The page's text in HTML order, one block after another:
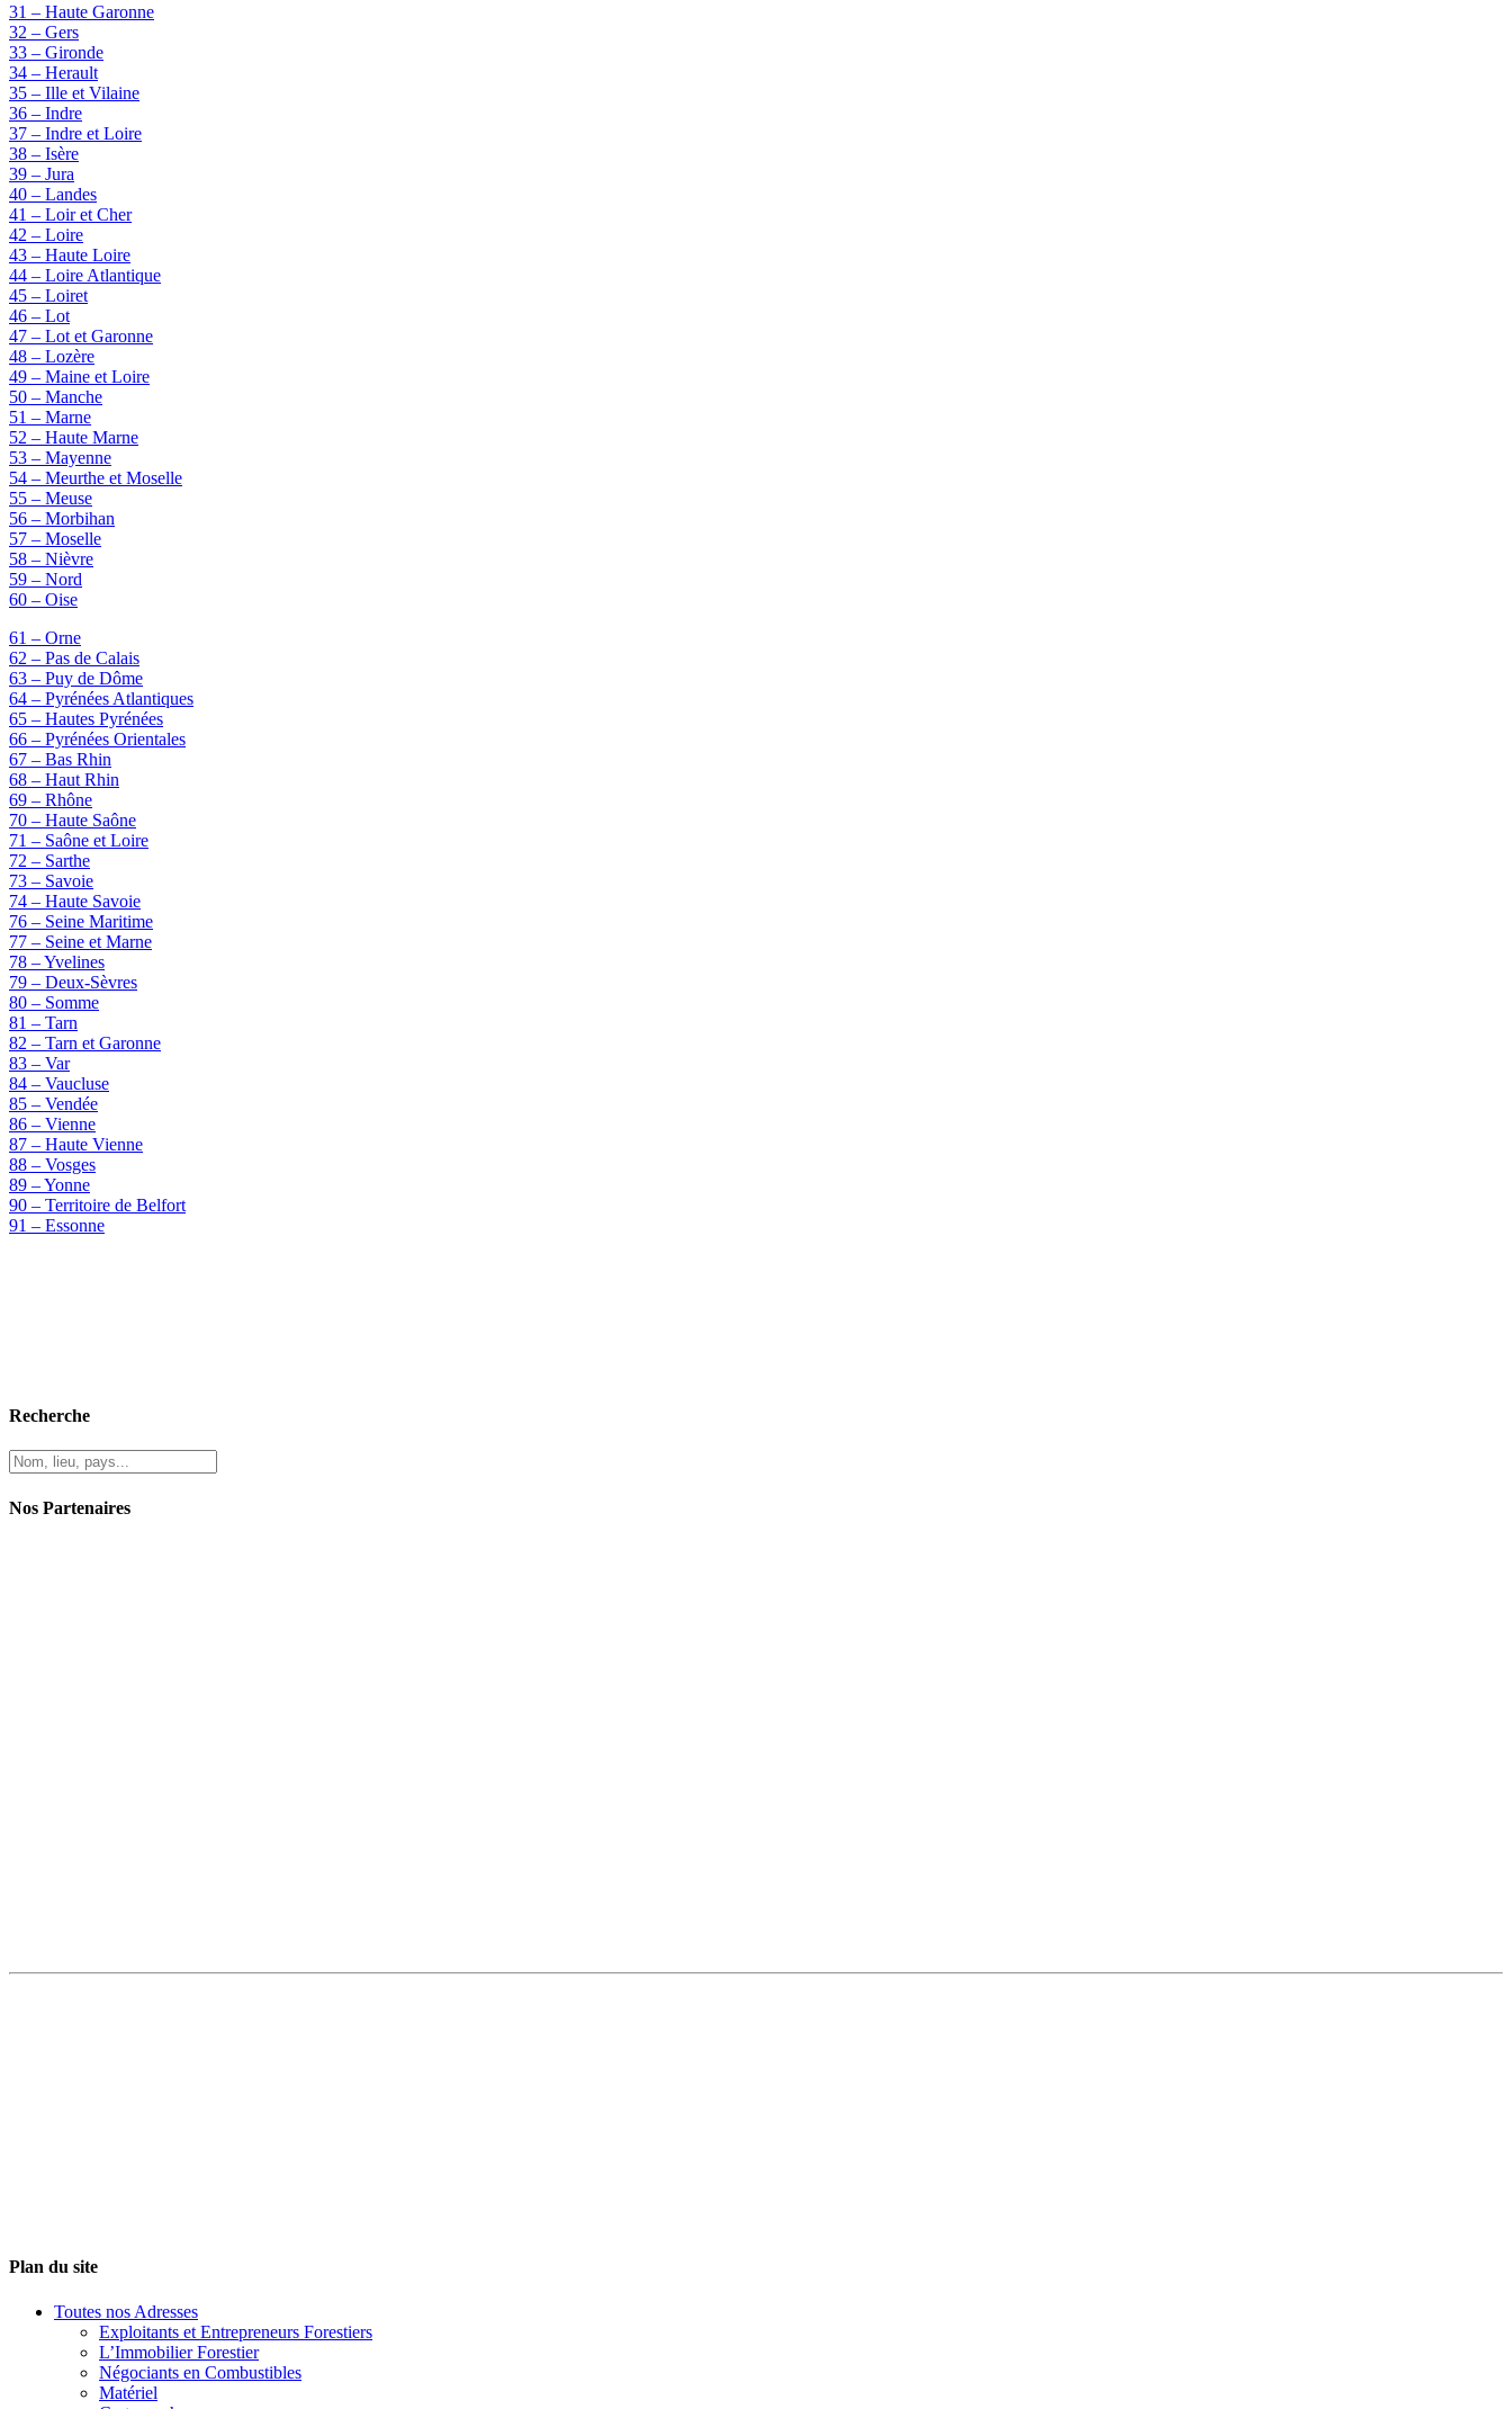
31 – Haute Garonne
32 – Gers
33 – Gironde
34 – Herault
35 – Ille et Vilaine
36 – Indre
37 – Indre et Loire
38 – Isère
39 – Jura
40 – Landes
41 – Loir et Cher
42 – Loire
43 – Haute Loire
44 – Loire Atlantique
45 – Loiret
46 – Lot
47 – Lot et Garonne
48 – Lozère
49 – Maine et Loire
50 – Manche
51 – Marne
52 – Haute Marne
53 – Mayenne
54 – Meurthe et Moselle
55 – Meuse
56 – Morbihan
57 – Moselle
58 – Nièvre
59 – Nord
60 – Oise
61 – Orne
62 – Pas de Calais
63 – Puy de Dôme
64 – Pyrénées Atlantiques
65 – Hautes Pyrénées
66 – Pyrénées Orientales
67 – Bas Rhin
68 – Haut Rhin
69 – Rhône
70 – Haute Saône
71 – Saône et Loire
72 – Sarthe
73 – Savoie
74 – Haute Savoie
76 – Seine Maritime
77 – Seine et Marne
78 – Yvelines
79 – Deux-Sèvres
80 – Somme
81 – Tarn
82 – Tarn et Garonne
83 – Var
84 – Vaucluse
85 – Vendée
86 – Vienne
87 – Haute Vienne
88 – Vosges
89 – Yonne
90 – Territoire de Belfort
91 – Essonne
Recherche
Nos Partenaires
Plan du site
Toutes nos Adresses
Exploitants et Entrepreneurs Forestiers
L’Immobilier Forestier
Négociants en Combustibles
Matériel